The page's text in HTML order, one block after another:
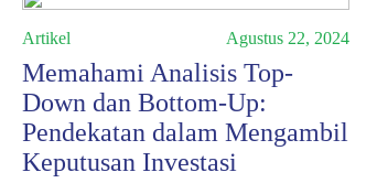
Artikel Agustus 22, 2024
Memahami Analisis Top-
Down dan Bottom-Up:
Pendekatan dalam Mengambil
Keputusan Investasi